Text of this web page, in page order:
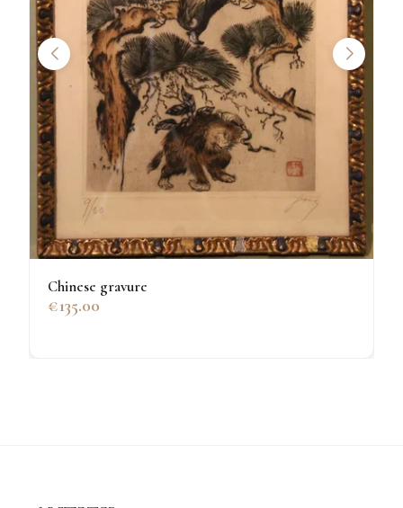
Chinese gravure
€135.00